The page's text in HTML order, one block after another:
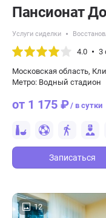
Пансионат
Услуги сиделки
4.0 3
Московская область,
Метро: Водный стадион
от 1 175 ₽/ в сутки
Записаться
12